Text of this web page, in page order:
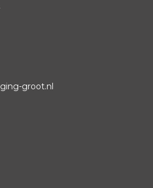
groot.nl